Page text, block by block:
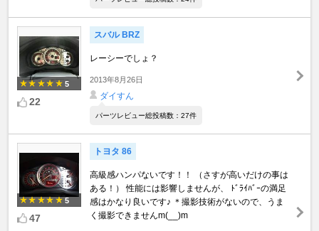
5
22
スバル BRZ
レーシーでしょ？
2013年8月26日
ダイすん
パーツレビュー総投稿数：27件
5
47
トヨタ 86
高級感ハンパないです！！ （さすが高いだけの事は
ある！） 性能には影響しませんが、 ﾄﾞﾗｲﾊﾞｰの満足
感はかなり良いです♪ ＊撮影技術がないので、うま
く撮影できませんm(__)m